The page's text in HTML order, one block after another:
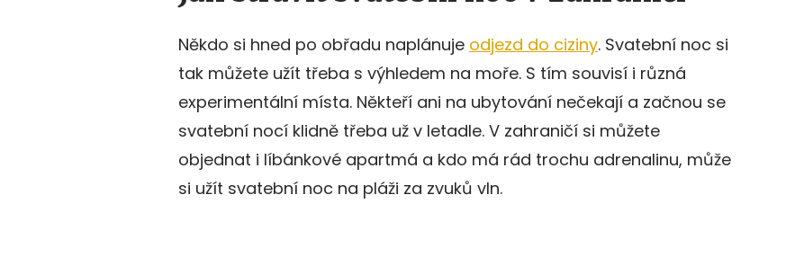
Někdo si hned po obřadu naplánuje odjezd do ciziny. Svatební noc si
tak můžete užít třeba s výhledem na moře. S tím souvisí i různá
experimentální místa. Někteří ani na ubytování nečekají a začnou se
svatební nocí klidně třeba už v letadle. V zahraničí si můžete
objednat i líbánkové apartmá a kdo má rád trochu adrenalinu, může
si užít svatební noc na pláži za zvuků vln.